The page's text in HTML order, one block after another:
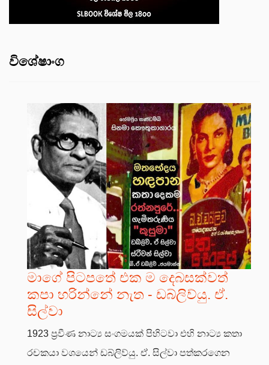
විශේෂාංග
මාගේ පිටපතේ එක ම දෙබසක්වත්
කපා හරින්නේ නැත - ඩබ්ලිව්යු. ඒ.
සිල්වා
1923 ප්‍රවීණ නාට්‍ය සංගමයක් පිහිටවා එහි නාට්‍ය කතා
රචකයා වශයෙන් ඩබ්ලිව්යු. ඒ. සිල්වා පත්කරගෙන